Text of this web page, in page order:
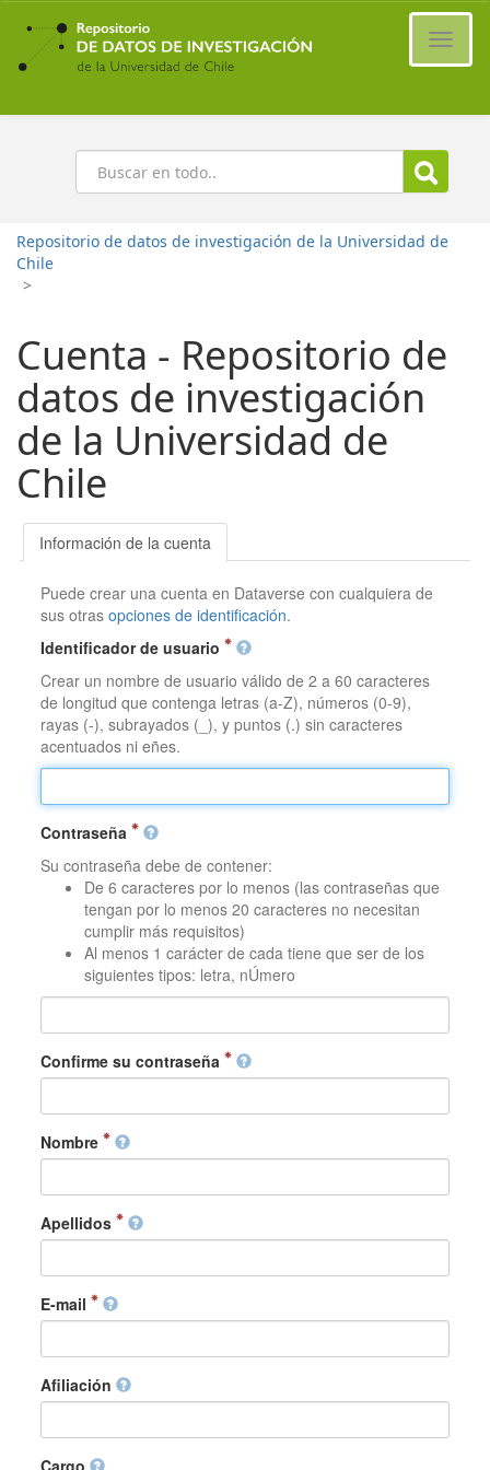
Ir
contenido
principal
Buscar
Repositorio de datos de investigación de la Universidad de
Chile
>
Cuenta - Repositorio de
datos de investigación
de la Universidad de
Chile
Información de la cuenta
Puede crear una cuenta en Dataverse con cualquiera de
sus otrasopciones de identificación.
Identificador de usuario
Crear un nombre de usuario válido de 2 a 60 caracteres
de longitud que contenga letras (a-Z), números (0-9),
rayas (-), subrayados (_), y puntos (.) sin caracteres
acentuados ni eñes.
Contraseña
Su contraseña debe de contener:
De 6 caracteres por lo menos (las contraseñas que
tengan por lo menos 20 caracteres no necesitan
cumplir más requisitos)
Al menos 1 carácter de cada tiene que ser de los
siguientes tipos: letra, nÚmero
Confirme su contraseña
Nombre
Apellidos
E-mail
Afiliación
Cargo